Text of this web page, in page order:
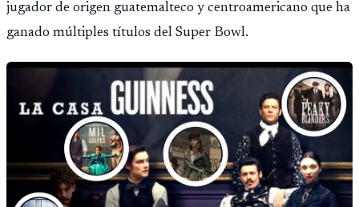
jugador de origen guatemalteco y centroamericano que ha
ganado múltiples títulos del Super Bowl.